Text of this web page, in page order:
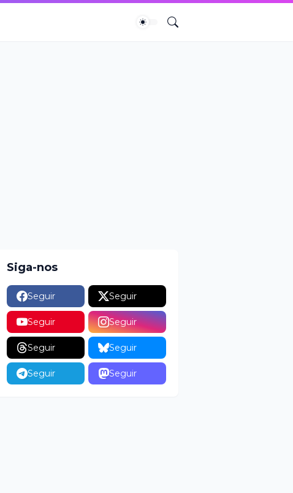
Siga-nos
Seguir Seguir
Seguir Seguir
Seguir Seguir
Seguir Seguir